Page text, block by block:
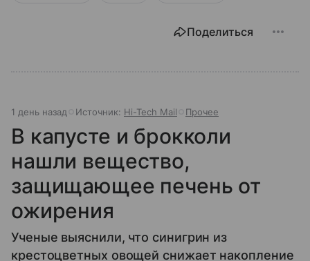
Поделиться
1 день назад Источник: Hi-Tech Mail Прочее
В капусте и брокколи
нашли вещество,
защищающее печень от
ожирения
Ученые выяснили, что синигрин из
крестоцветных овощей снижает накопление